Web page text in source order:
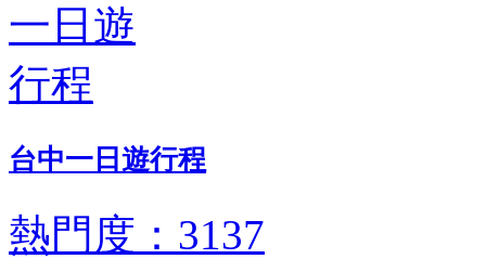
台中一日遊行程
熱門度：3137